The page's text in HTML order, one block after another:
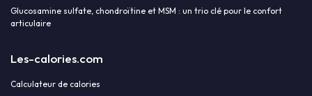
Glucosamine sulfate, chondroïtine et MSM : un trio clé pour le confort
articulaire
Les-calories.com
Calculateur de calories